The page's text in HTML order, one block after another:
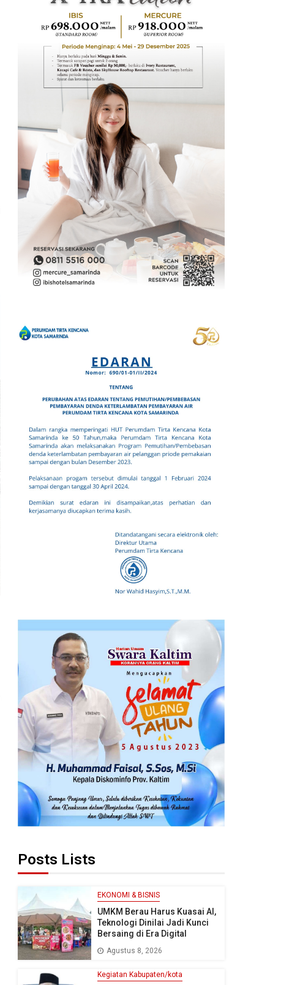
Posts Lists
EKONOMI & BISNIS
UMKM Berau Harus Kuasai AI,
Teknologi Dinilai Jadi Kunci
Bersaing di Era Digital
Agustus 8, 2026
Kegiatan Kabupaten/kota